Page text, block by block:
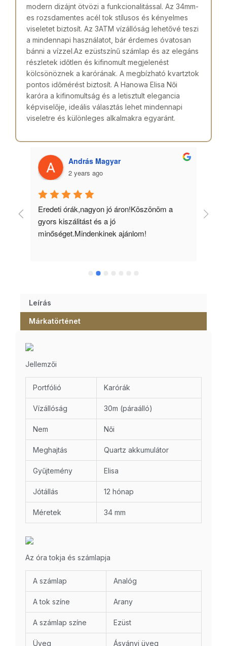
modern dizájnt ötvözi a funkcionalitással. Az 34mm-
es rozsdamentes acél tok stílusos és kényelmes
viseletet biztosít. Az 3ATM vízállóság lehetővé teszi
a mindennapi használatot, bár érdemes óvatosan
bánni a vízzel.Az ezüstszínű számlap és az elegáns
részletek időtlen és kifinomult megjelenést
kölcsönöznek a karórának. A megbízható kvartztok
pontos időmérést biztosít. A Hanowa Elisa Női
karóra a kifinomultság és a letisztult elegancia
képviselője, ideális választás lehet mindennapi
viseletre és különleges alkalmakra egyaránt.
András Magyar
2 years ago
Eredeti órák,nagyon jó áron!Köszönöm a
gyors kiszálitást és a jó
minőséget.Mindenkinek ajánlom!
Leírás
Márkatörténet
Jellemzői
Portfólió Karórák
Vízállóság 30m (páraálló)
Nem Női
Meghajtás Quartz akkumulátor
Gyűjtemény Elisa
Jótállás 12 hónap
Méretek 34 mm
Az óra tokja és számlapja
A számlap Analóg
A tok színe Arany
A számlap színe Ezüst
Üveg Ásványi üveg